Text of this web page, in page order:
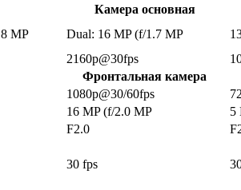
Камера основная
8 MP Dual: 16 MP (f/1.7 MP
2160p@30fps
Фронтальная камера
1080p@30/60fps
16 MP (f/2.0 MP
5
F2.0
30 fps